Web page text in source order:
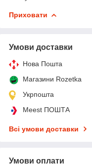
Приховати
Умови доставки
Нова Пошта
Магазини Rozetka
Укрпошта
Meest ПОШТА
Всі умови доставки
Умови оплати